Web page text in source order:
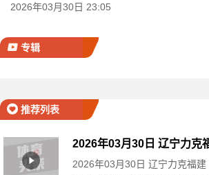
2026年03月30日 23:05
专辑
推荐列表
2026年03月30日 辽宁力克
赵继伟14+6+11 莫兰德
2026年03月30日 辽宁力克福